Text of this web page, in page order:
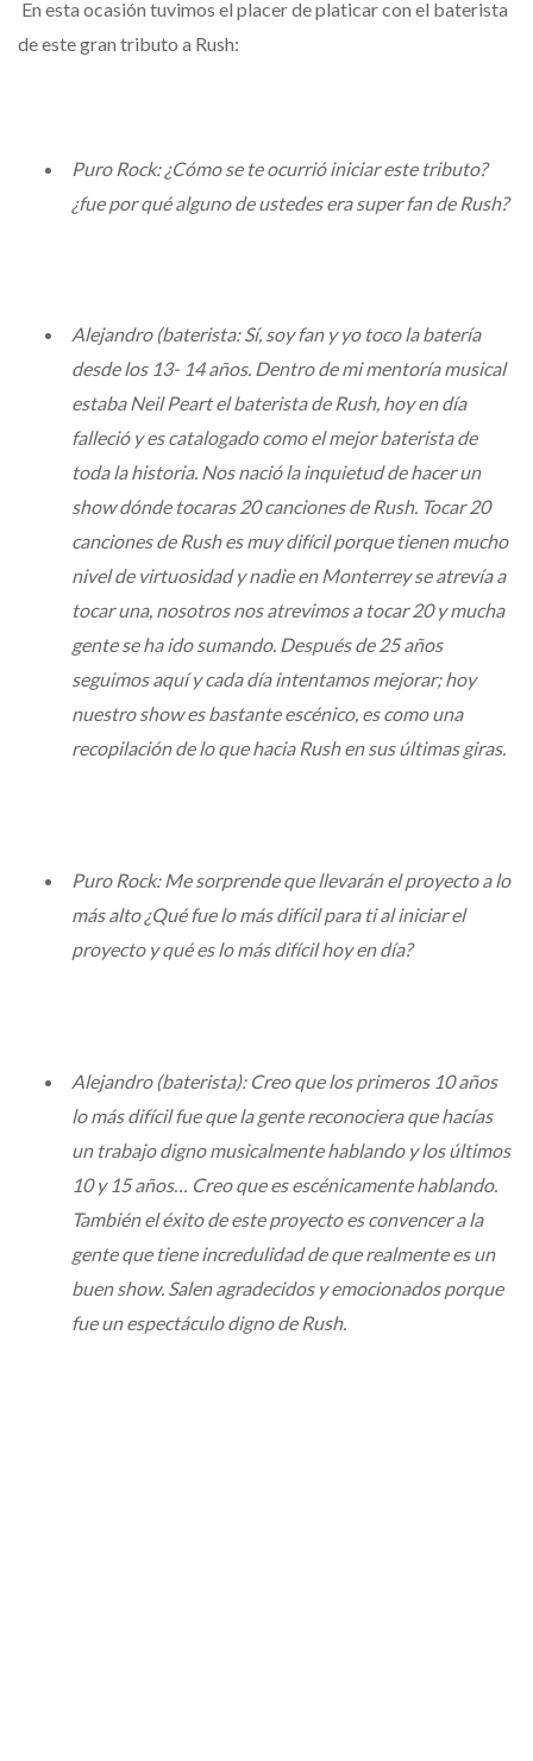
En esta ocasión tuvimos el placer de platicar con el baterista
de este gran tributo a Rush:
Puro Rock: ¿Cómo se te ocurrió iniciar este tributo?
¿fue por qué alguno de ustedes era super fan de Rush?
Alejandro (baterista: Sí, soy fan y yo toco la batería
desde los 13- 14 años. Dentro de mi mentoría musical
estaba Neil Peart el baterista de Rush, hoy en día
falleció y es catalogado como el mejor baterista de
toda la historia. Nos nació la inquietud de hacer un
show dónde tocaras 20 canciones de Rush. Tocar 20
canciones de Rush es muy difícil porque tienen mucho
nivel de virtuosidad y nadie en Monterrey se atrevía a
tocar una, nosotros nos atrevimos a tocar 20 y mucha
gente se ha ido sumando. Después de 25 años
seguimos aquí y cada día intentamos mejorar; hoy
nuestro show es bastante escénico, es como una
recopilación de lo que hacia Rush en sus últimas giras.
Puro Rock: Me sorprende que llevarán el proyecto a lo
más alto ¿Qué fue lo más difícil para ti al iniciar el
proyecto y qué es lo más difícil hoy en día?
Alejandro (baterista): Creo que los primeros 10 años
lo más difícil fue que la gente reconociera que hacías
un trabajo digno musicalmente hablando y los últimos
10 y 15 años… Creo que es escénicamente hablando.
También el éxito de este proyecto es convencer a la
gente que tiene incredulidad de que realmente es un
buen show. Salen agradecidos y emocionados porque
fue un espectáculo digno de Rush.